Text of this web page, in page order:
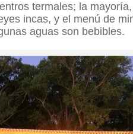
termales; la
incas, y el menú de
aguas son bebibles.